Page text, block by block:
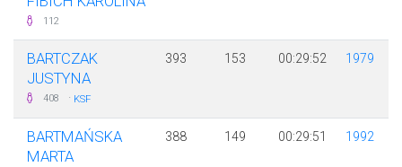
112
BARTCZAK
JUSTYNA
408 · KSF
393 153 00:29:52 1979
BARTMAŃSKA
MARTA
388 149 00:29:51 1992